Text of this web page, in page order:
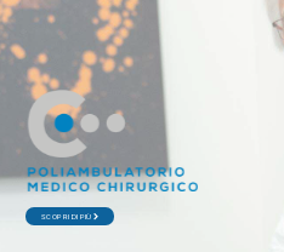
SCOPRI DI PIÙ SCOPRI DI PIÙ